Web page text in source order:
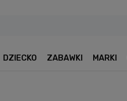
DZIECKO ZABAWKI MARKI